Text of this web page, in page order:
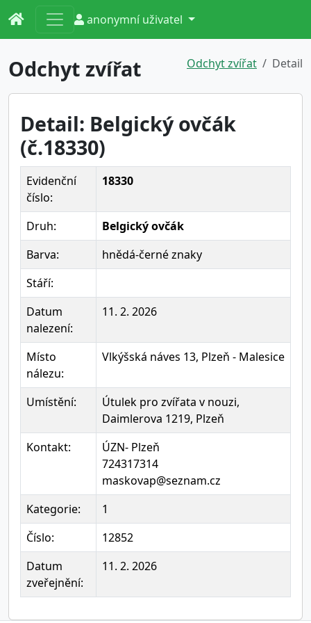
anonymní uživatel
Odchyt zvířat Odchyt zvířat Detail
Detail: Belgický ovčák
(č.18330)
Evidenční
číslo:
18330
Druh:
Belgický ovčák
Barva:
hnědá-černé znaky
Stáří:
Datum
nalezení:
11. 2. 2026
Místo
nálezu:
Vlkýšská náves 13, Plzeň - Malesice
Umístění:
Útulek pro zvířata v nouzi,
Daimlerova 1219, Plzeň
Kontakt:
ÚZN- Plzeň
724317314
maskovap@seznam.cz
Kategorie:
1
Číslo:
12852
Datum
zveřejnění:
11. 2. 2026